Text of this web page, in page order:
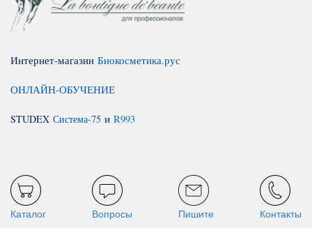
Интернет-магазин Биокосметика.рус
ОНЛАЙН-ОБУЧЕНИЕ
STUDEX Система-75 и R993
Каталог Вопросы Пишите Контакты